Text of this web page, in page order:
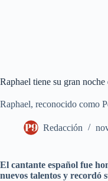
Raphael tiene su gran
Raphael, reconocido como
Redacción
El cantante español fue
nuevos talentos y recordó